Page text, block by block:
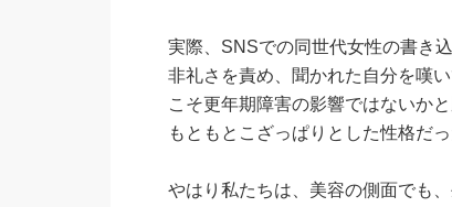
実際、SNSでの同世代女性の書き
非礼さを責め、聞かれた自分を嘆
こそ更年期障害の影響ではないか
もともとこざっぱりとした性格だ
やはり私たちは、美容の側面でも